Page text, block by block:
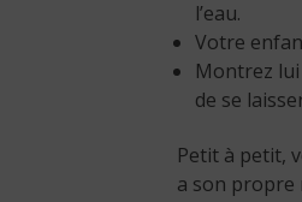
l’eau.
Votre
Montrez
de se
Petit à petit,
a son propre